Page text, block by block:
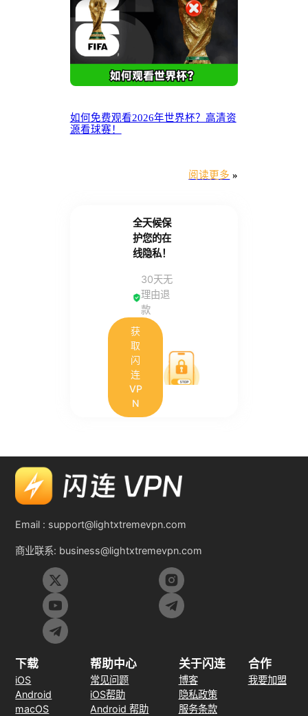
如何免费观看2026年世界杯？高清资
源看球赛！
阅读更多 »
全天候保
护您的在
线隐私！
30天无
理由退
款
获
取
闪
连
VP
N
Email : support@lightxtremevpn.com
商业联系: business@lightxtremevpn.com
下载
iOS
Android
macOS
帮助中心
常见问题
iOS帮助
Android 帮助
关于闪连
博客
隐私政策
服务条款
合作
我要加盟